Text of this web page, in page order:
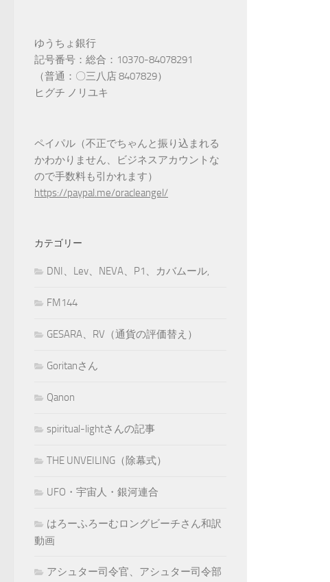
ゆうちょ銀行
記号番号：総合：10370-84078291
（普通：〇三八店 8407829）
ヒグチ ノリユキ
ペイパル（不正でちゃんと振り込まれる
かわかりません、ビジネスアカウントな
ので手数料も引かれます）
https://paypal.me/oracleangel/
カテゴリー
DNI、Lev、NEVA、P1、カバムール,
FM144
GESARA、RV（通貨の評価替え）
Goritanさん
Qanon
spiritual-lightさんの記事
THE UNVEILING（除幕式）
UFO・宇宙人・銀河連合
はろーふろーむロングビーチさん和訳
動画
アシュター司令官、アシュター司令部